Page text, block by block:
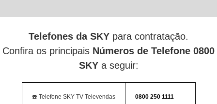
Telefones da SKY para contratação.
Confira os principais Números de Telefone 0800
SKYa seguir:
☎️ Telefone SKY TV Televendas 0800 250 1111